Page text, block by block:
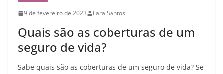
9 de fevereiro de 2023 Lara Santos
Quais são as coberturas de um
seguro de vida?
Sabe quais são as coberturas de um seguro de vida? Se